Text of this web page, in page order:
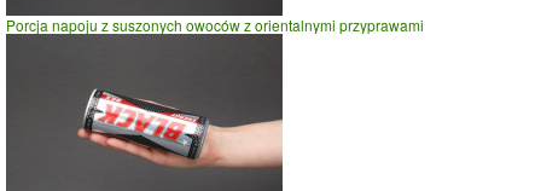
Porcja napoju z suszonych owoców z orientalnymi przyprawami